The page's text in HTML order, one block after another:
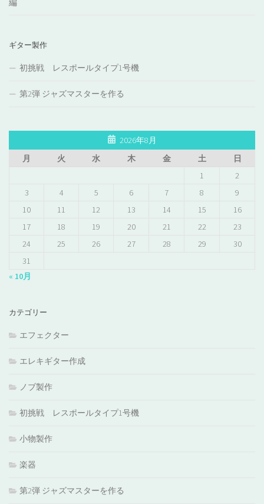
編
ギター製作
初挑戦 レスポールタイプ1号機
第2弾 ジャズマスターを作る
2026年8月
月
火 水 木 金 土
日
1
2
3
4 5 6 7 8
9
10
11 12 13 14 15
16
17
18 19 20 21 22
23
24
25 26 27 28 29
30
31
« 10月
カテゴリー
エフェクター
エレキギター作成
ノブ製作
初挑戦 レスポールタイプ1号機
小物製作
楽器
第2弾 ジャズマスターを作る